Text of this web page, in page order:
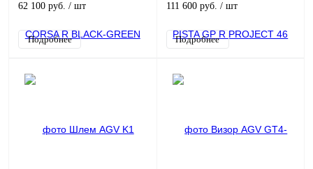
62 100 руб. / шт
Подробнее
111 600 руб. / шт
Подробнее